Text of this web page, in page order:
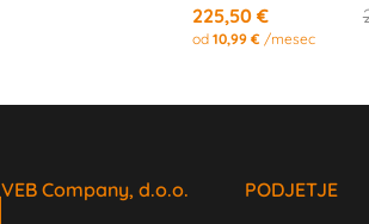
225,50 €
od10,99 € /mesec
VEB Company, d.o.o. PODJETJE